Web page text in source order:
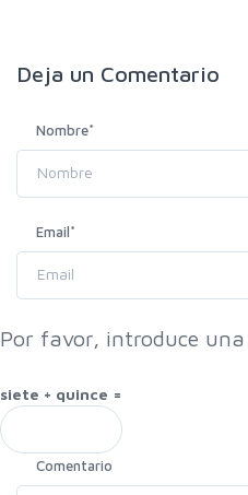
Deja un Comentario
Nombre*
Email*
Por favor, introduce
siete + quince =
Comentario